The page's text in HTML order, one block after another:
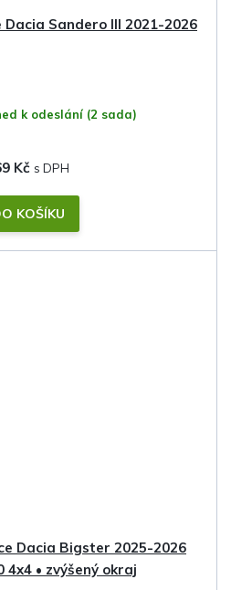
Sandero III 2021-2026
k odeslání (2 sada)
Kč
KOŠÍKU
Dacia Bigster 2025-2026
4x4 • zvýšený okraj